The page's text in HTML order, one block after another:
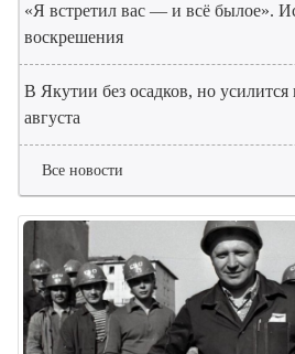
«Я встретил вас — и всё былое».
воскрешения
В Якутии без осадков, но усилится
августа
Все новости